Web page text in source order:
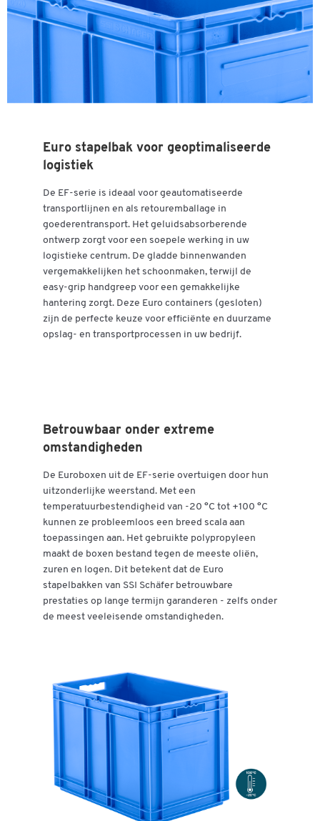
Euro stapelbak voor geoptimaliseerde
logistiek
De EF-serie is ideaal voor geautomatiseerde
transportlijnen en als retouremballage in
goederentransport. Het geluidsabsorberende
ontwerp zorgt voor een soepele werking in uw
logistieke centrum. De gladde binnenwanden
vergemakkelijken het schoonmaken, terwijl de
easy-grip handgreep voor een gemakkelijke
hantering zorgt. Deze Euro containers (gesloten)
zijn de perfecte keuze voor efficiënte en duurzame
opslag- en transportprocessen in uw bedrijf.
Betrouwbaar onder extreme
omstandigheden
De Euroboxen uit de EF-serie overtuigen door hun
uitzonderlijke weerstand. Met een
temperatuurbestendigheid van -20 °C tot +100 °C
kunnen ze probleemloos een breed scala aan
toepassingen aan. Het gebruikte polypropyleen
maakt de boxen bestand tegen de meeste oliën,
zuren en logen. Dit betekent dat de Euro
stapelbakken van SSI Schäfer betrouwbare
prestaties op lange termijn garanderen - zelfs onder
de meest veeleisende omstandigheden.